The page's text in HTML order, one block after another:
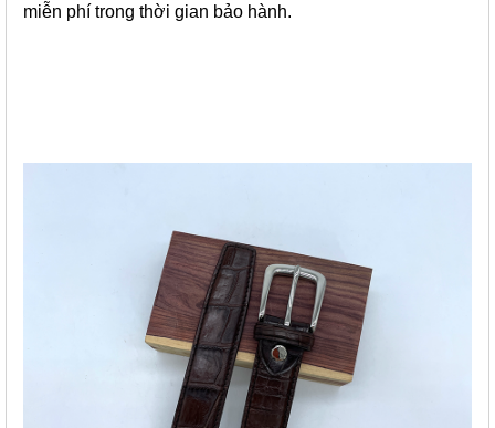
miễn phí trong thời gian bảo hành.